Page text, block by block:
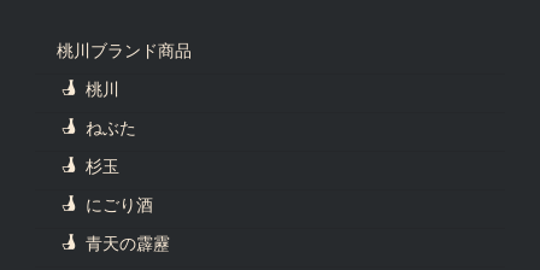
桃川ブランド商品
桃川
ねぶた
杉玉
にごり酒
青天の霹靂